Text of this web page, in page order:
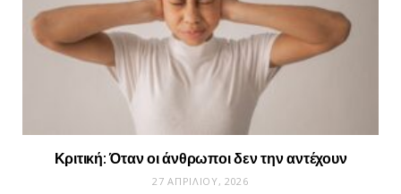
Κριτική: Όταν οι άνθρωποι δεν την αντέχουν
27 ΑΠΡΙΛΊΟΥ, 2026